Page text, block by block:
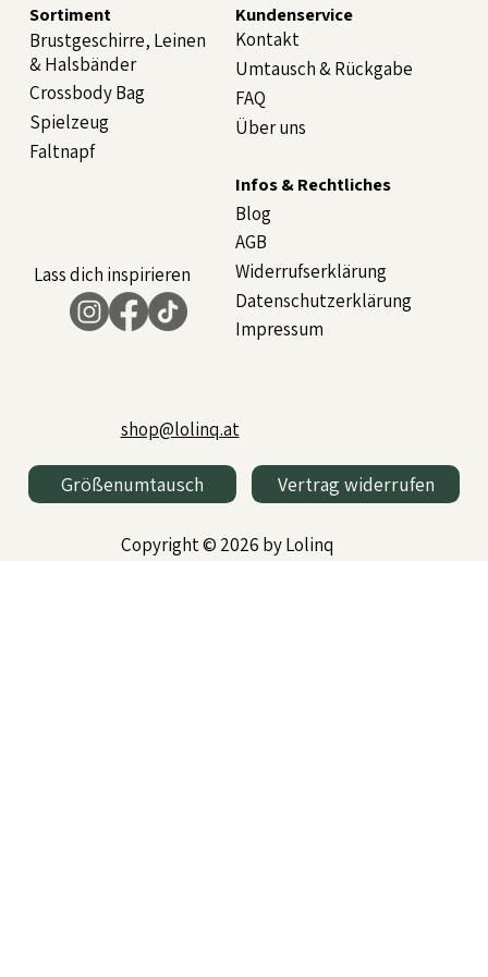
Sortiment
Brustgeschirre, Leinen
& Halsbänder
Crossbody Bag
Spielzeug
Faltnapf
Kundenservice
Kontakt
Über uns
Umtausch & Rückgabe
FAQ
shop@lolinq.at
Größenumtausch Vertrag widerrufen
Copyright © 2026 by Lolinq
Infos & Rechtliches
Blog
AGB
Widerrufserklärung
Datenschutzerklärung
Impressum
Lass dich inspirieren